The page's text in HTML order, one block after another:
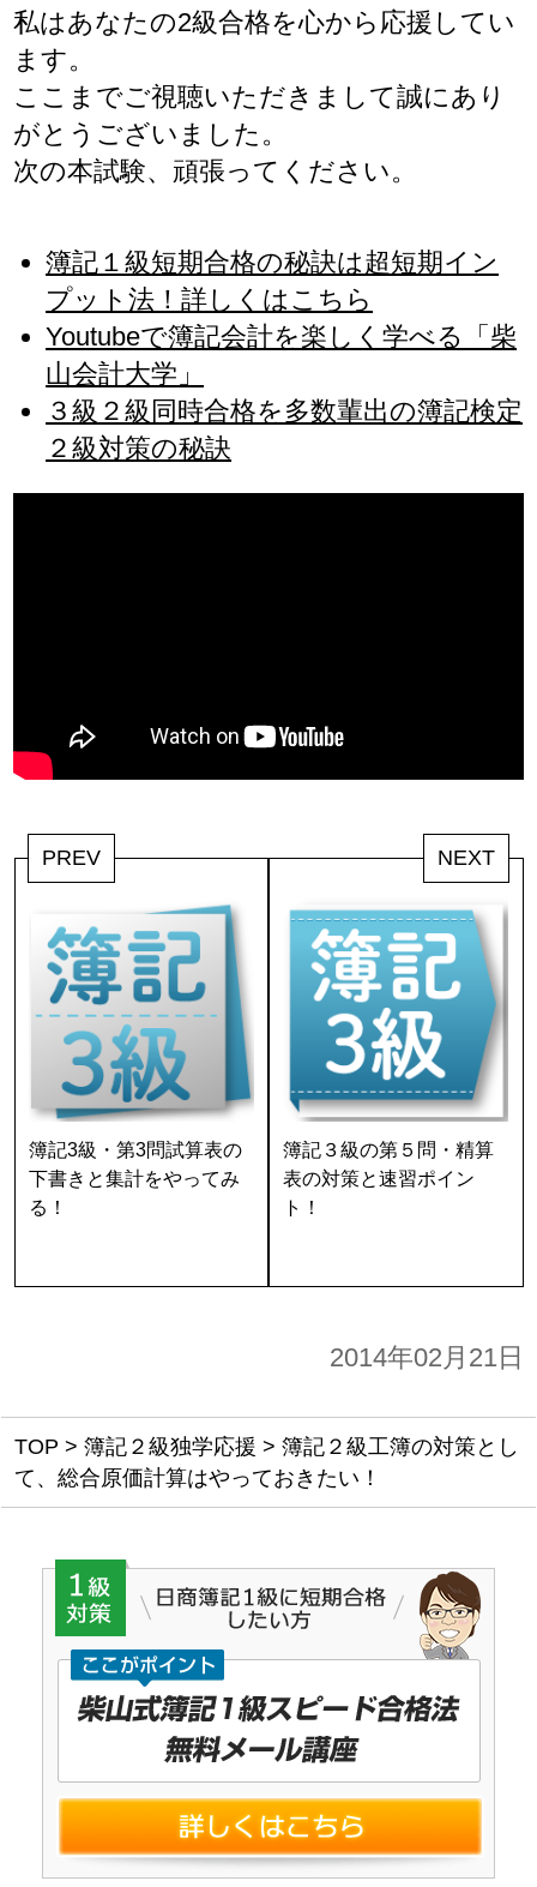
私はあなたの2級合格を心から応援してい
ます。
ここまでご視聴いただきまして誠にあり
がとうございました。
次の本試験、頑張ってください。
簿記１級短期合格の秘訣は超短期イン
プット法！詳しくはこちら
Youtubeで簿記会計を楽しく学べる「柴
山会計大学」
３級２級同時合格を多数輩出の簿記検定
２級対策の秘訣
PREV
簿記3級・第3問試算表の
下書きと集計をやってみ
る！
NEXT
簿記３級の第５問・精算
表の対策と速習ポイン
ト！
2014年02月21日
TOP > 簿記２級独学応援 > 簿記２級工簿の対策とし
て、総合原価計算はやっておきたい！